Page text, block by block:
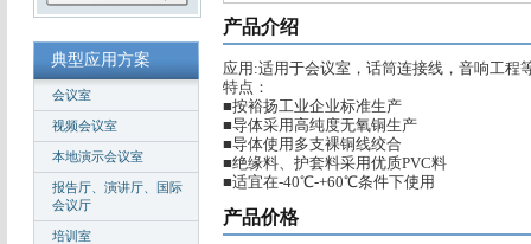
产品介绍
应用:适用于会议室，话筒连接线，音响工程
特点：
■按裕扬工业企业标准生产
■导体采用高纯度无氧铜生产
■导体使用多支裸铜线绞合
■绝缘料、护套料采用优质PVC料
■适宜在-40℃-+60℃条件下使用
产品价格
典型应用方案
会议室
视频会议室
本地演示会议室
报告厅、演讲厅、国际
会议厅
培训室